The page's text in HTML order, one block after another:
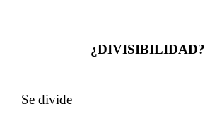
¿DIVISIBILIDAD?
Se divide